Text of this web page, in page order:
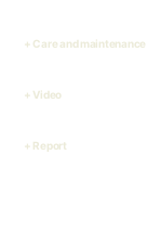
Care and maintenance
Video
Report